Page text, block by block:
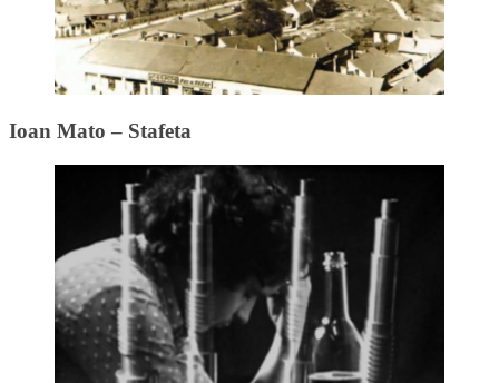
Ioan Mato – Stafeta